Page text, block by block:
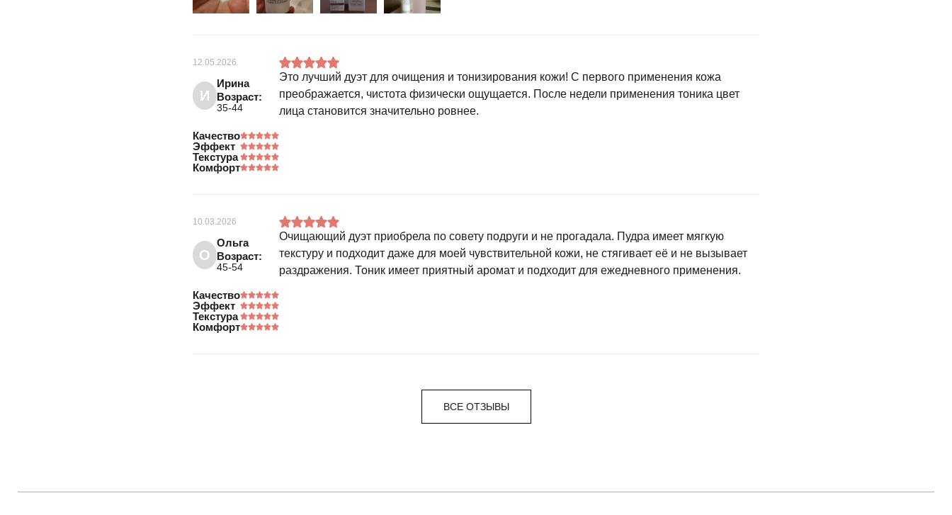
12.05.2026
И
Ирина
Возраст:
35-44
Качество
Эффект
Текстура
Комфорт
Это лучший дуэт для очищения и тонизирования кожи! С первого применения кожа
преображается, чистота физически ощущается. После недели применения тоника цвет
лица становится значительно ровнее.
10.03.2026
О
Ольга
Возраст:
45-54
Качество
Эффект
Текстура
Комфорт
Очищающий дуэт приобрела по совету подруги и не прогадала. Пудра имеет мягкую
текстуру и подходит даже для моей чувствительной кожи, не стягивает её и не вызывает
раздражения. Тоник имеет приятный аромат и подходит для ежедневного применения.
ВСЕ ОТЗЫВЫ